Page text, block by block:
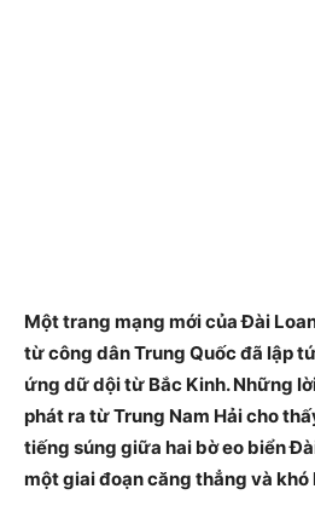
Một trang mạng mới của Đài
từ công dân Trung Quốc đã lập
ứng dữ dội từ Bắc Kinh. Những
phát ra từ Trung Nam Hải cho
tiếng súng giữa hai bờ eo biển
một giai đoạn căng thẳng và